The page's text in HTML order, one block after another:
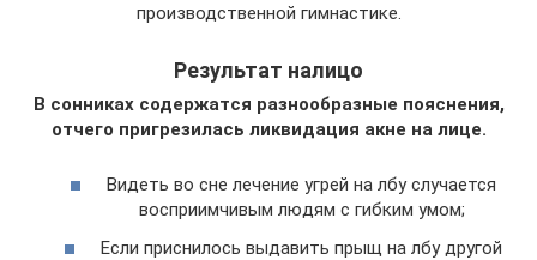
производственной гимнастике.
Результат налицо
В сонниках содержатся разнообразные пояснения,
отчего пригрезилась ликвидация акне на лице.
Видеть во сне лечение угрей на лбу случается
восприимчивым людям с гибким умом;
Если приснилось выдавить прыщ на лбу другой